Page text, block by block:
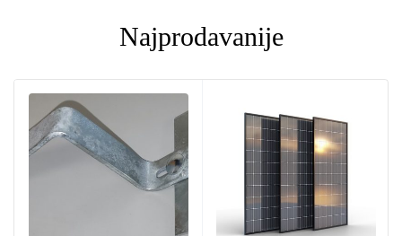
Najprodavanije